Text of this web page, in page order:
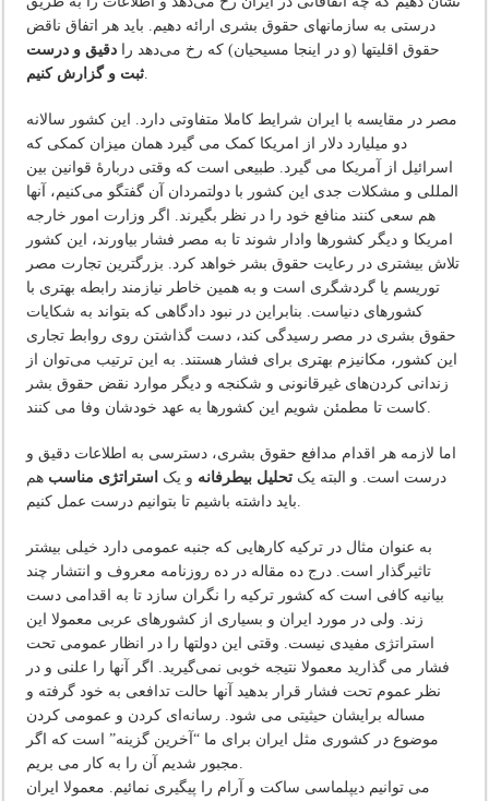
درستی به سازمانهای حقوق بشری ارائه دهیم. باید هر اتفاق ناقض
حقوق اقلیتها (و در اینجا مسیحیان) که رخ می‌دهد را دقیق و درست
ثبت و گزارش کنیم.
مصر در مقایسه با ایران شرایط کاملا متفاوتی دارد. این کشور سالانه
دو میلیارد دلار از امریکا کمک می گیرد همان میزان کمکی که
اسرائیل از آمریکا می گیرد. طبیعی است که وقتی دربارۀ قوانین بین
المللی و مشکلات جدی این کشور با دولتمردان آن گفتگو می‌کنیم، آنها
هم سعی کنند منافع خود را در نظر بگیرند. اگر وزارت امور خارجه
امریکا و دیگر کشورها وادار شوند تا به مصر فشار بیاورند، این کشور
تلاش بیشتری در رعایت حقوق بشر خواهد کرد. بزرگترین تجارت مصر
توریسم یا گردشگری است و به همین خاطر نیازمند رابطه بهتری با
کشورهای دنیاست. بنابراین در نبود دادگاهی که بتواند به شکایات
حقوق بشری در مصر رسیدگی کند، دست گذاشتن روی روابط تجاری
این کشور، مکانیزم بهتری برای فشار هستند. به این ترتیب می‌توان از
زندانی کردن‌های غیرقانونی و شکنجه و دیگر موارد نقض حقوق بشر
کاست تا مطمئن شویم این کشورها به عهد خودشان وفا می کنند.
اما لازمه هر اقدام مدافع حقوق بشری، دسترسی به اطلاعات دقیق و
درست است. و البته یک تحلیل بیطرفانه و یک استراتژی مناسب هم
باید داشته باشیم تا بتوانیم درست عمل کنیم.
به عنوان مثال در ترکیه کارهایی که جنبه عمومی دارد خیلی بیشتر
تاثیرگذار است. درج ده مقاله در ده روزنامه معروف و انتشار چند
بیانیه کافی است که کشور ترکیه را نگران سازد تا به اقدامی دست
زند. ولی در مورد ایران و بسیاری از کشورهای عربی معمولا این
استراتژی مفیدی نیست. وقتی این دولتها را در انظار عمومی تحت
فشار می گذارید معمولا نتیجه خوبی نمی‌گیرید. اگر آنها را علنی و در
نظر عموم تحت فشار قرار بدهید آنها حالت تدافعی به خود گرفته و
مساله برایشان حیثیتی می شود. رسانه‌ای کردن و عمومی کردن
موضوع در کشوری مثل ایران برای ما “آخرین گزینه” است که اگر
مجبور شدیم آن را به کار می بریم.
می توانیم دیپلماسی ساکت و آرام را پیگیری نمائیم. معمولا ایران